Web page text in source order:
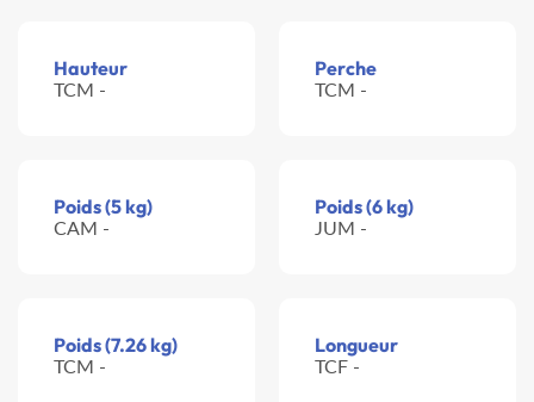
Hauteur
TCM -
Perche
TCM -
Poids (5 kg)
CAM -
Poids (6 kg)
JUM -
Poids (7.26 kg)
TCM -
Longueur
TCF -